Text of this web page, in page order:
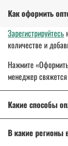
Как оформить
Зарегистрируйтесь
количестве и
Нажмите
менеджер
Какие способы
расчетный
В какие регионы